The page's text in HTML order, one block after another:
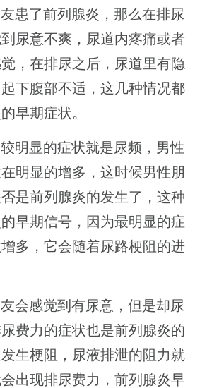
患了前列腺炎，那么在排尿
尿意不爽，尿道内疼痛或者
，在排尿之后，尿道里有隐
下腹部不适，这几种情况都
早期症状。
明显的症状就是尿频，男性
明显的增多，这时候男性朋
是前列腺炎的发生了，这种
早期信号，因为最明显的症
多，它会随着尿路梗阻的进
会感觉到有尿意，但是却尿
费力的症状也是前列腺炎的
生梗阻，尿液排泄的阻力就
出现排尿费力，前列腺炎早